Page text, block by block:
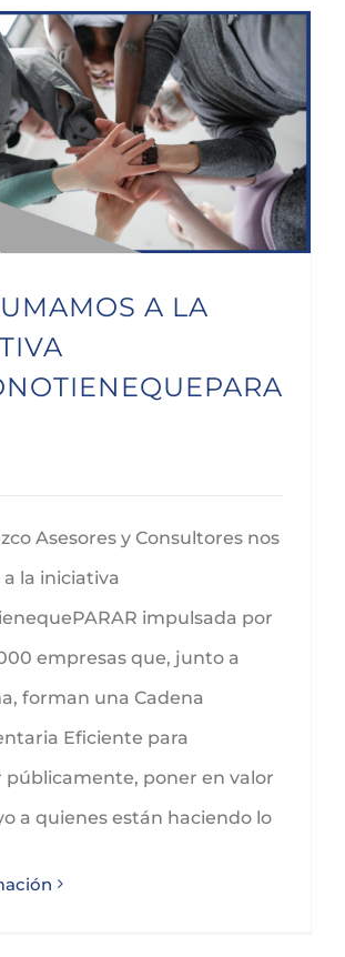
A LA
Asesores y Consultores nos
la iniciativa
impulsada por
empresas que, junto a
forman una Cadena
Eficiente para
públicamente, poner en valor
a quienes están haciendo lo